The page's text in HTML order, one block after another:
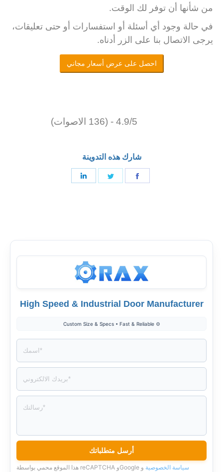
من شأنها أن توفر لك الوقت.
في حالة وجود أي أسئلة أو استفسارات أو حتى تعليقات،
يرجى الاتصال بنا على الزر أدناه.
احصل على عرض أسعار مجاني
4.9/5 - (136 الاصوات)
شارك هذه التدوينة
High Speed & Industrial Door Manufacturer
⚙️ Custom Size & Specs • Fast & Reliable
هذا الموقع محمي بواسطة reCAPTCHA وGoogle سياسة الخصوصية و